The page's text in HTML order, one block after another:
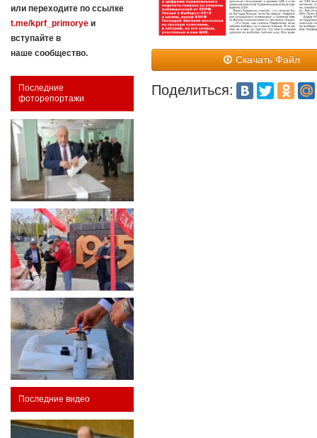
или переходите по ссылке
t.me/kprf_primorye и
вступайте в
наше сообщество.
Последние
фоторепортажи
Последние видео
Скачать Файл
Поделиться: